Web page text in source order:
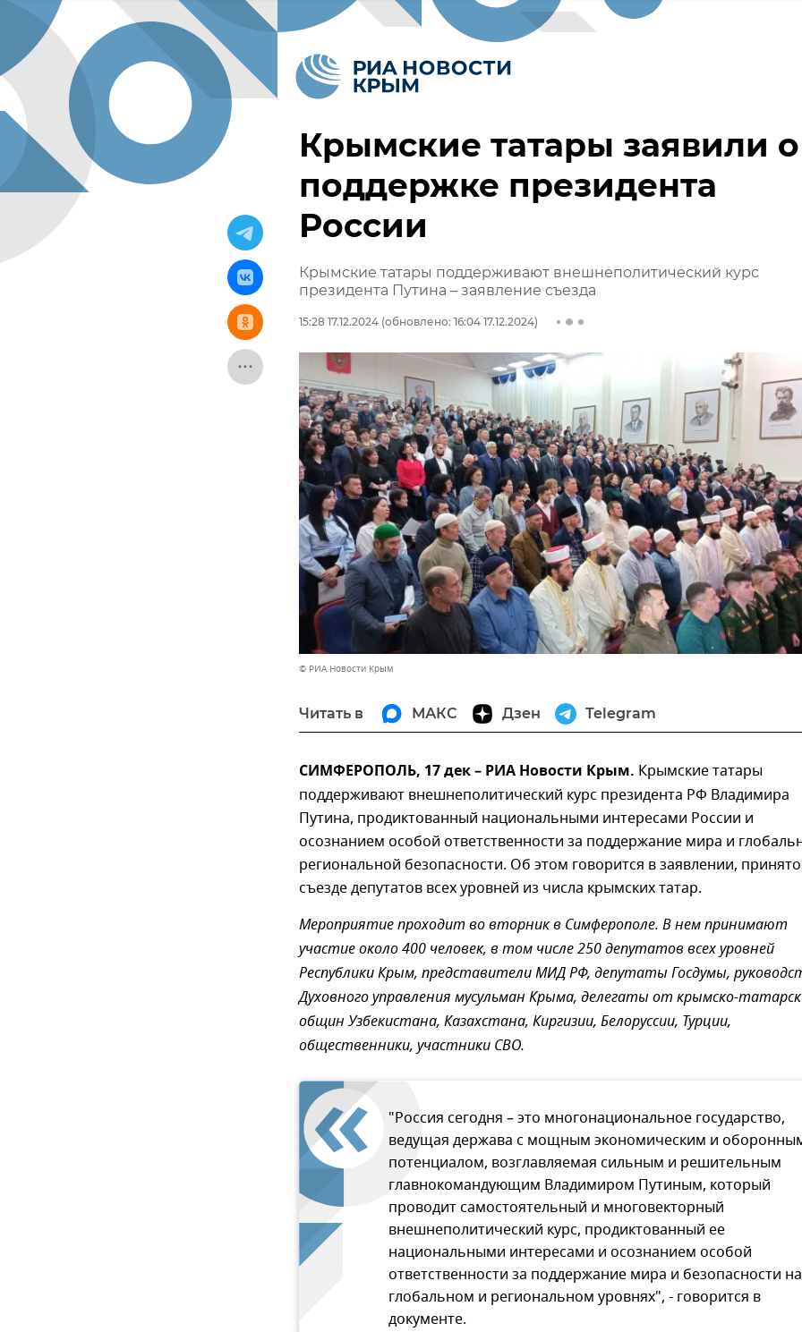
Крымские татары заявили о
поддержке президента
России
Крымские татары поддерживают внешнеполитический курс
президента Путина – заявление съезда
15:28 17.12.2024 (обновлено: 16:04 17.12.2024)
© РИА Новости Крым
Читать в МАКС Дзен Telegram
СИМФЕРОПОЛЬ, 17 дек – РИА Новости Крым. Крымские татары
поддерживают внешнеполитический курс президента РФ Владимира
Путина, продиктованный национальными интересами России и
осознанием особой ответственности за поддержание мира и
региональной безопасности. Об этом говорится в заявлении,
съезде депутатов всех уровней из числа крымских татар.
Мероприятие проходит во вторник в Симферополе. В нем принимают
участие около 400 человек, в том числе 250 депутатов всех уровней
Республики Крым, представители МИД РФ, депутаты Госдумы,
Духовного управления мусульман Крыма, делегаты от крымско-
общин Узбекистана, Казахстана, Киргизии, Белоруссии, Турции,
общественники, участники СВО.
"Россия сегодня – это многонациональное государство,
ведущая держава с мощным экономическим и
потенциалом, возглавляемая сильным и решительным
главнокомандующим Владимиром Путиным, который
проводит самостоятельный и многовекторный
внешнеполитический курс, продиктованный ее
национальными интересами и осознанием особой
ответственности за поддержание мира и безопасности на
глобальном и региональном уровнях", - говорится в
документе.